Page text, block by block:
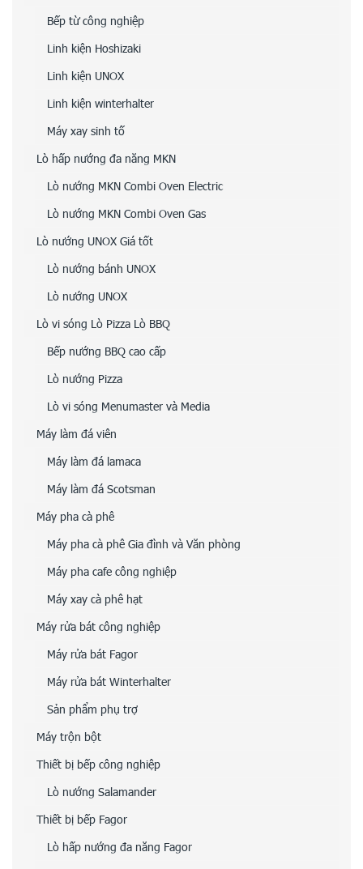
Bếp từ công nghiệp
Linh kiện Hoshizaki
Linh kiện UNOX
Linh kiện winterhalter
Máy xay sinh tố
Lò hấp nướng đa năng MKN
Lò nướng MKN Combi Oven Electric
Lò nướng MKN Combi Oven Gas
Lò nướng UNOX Giá tốt
Lò nướng bánh UNOX
Lò nướng UNOX
Lò vi sóng Lò Pizza Lò BBQ
Bếp nướng BBQ cao cấp
Lò nướng Pizza
Lò vi sóng Menumaster và Media
Máy làm đá viên
Máy làm đá lamaca
Máy làm đá Scotsman
Máy pha cà phê
Máy pha cà phê Gia đình và Văn phòng
Máy pha cafe công nghiệp
Máy xay cà phê hạt
Máy rửa bát công nghiệp
Máy rửa bát Fagor
Máy rửa bát Winterhalter
Sản phẩm phụ trợ
Máy trộn bột
Thiết bị bếp công nghiệp
Lò nướng Salamander
Thiết bị bếp Fagor
Lò hấp nướng đa năng Fagor